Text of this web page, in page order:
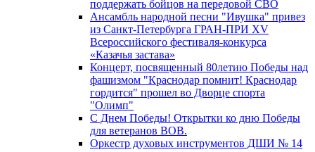
поддержать бойцов на передовой СВО
Ансамбль народной песни "Ивушка" привез
из Санкт-Петербурга ГРАН-ПРИ XV
Всероссийского фестиваля-конкурса
«Казачья застава»
Концерт, посвященный 80летию Победы над
фашизмом "Краснодар помнит! Краснодар
гордится" прошел во Дворце спорта
"Олимп"
С Днем Победы! Открытки ко дню Победы
для ветеранов ВОВ.
Оркестр духовых инструментов ДШИ № 14